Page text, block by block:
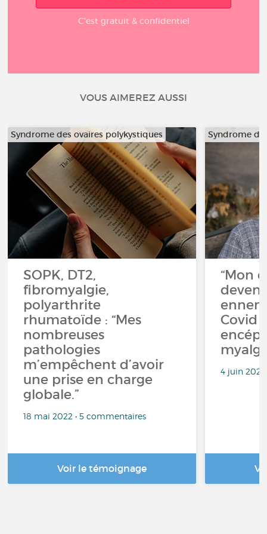
C'est gratuit & confidentiel
VOUS AIMEREZ AUSSI
Syndrome des ovaires polykystiques
SOPK, DT2,
fibromyalgie,
polyarthrite
rhumatoïde : “Mes
nombreuses
pathologies
m’empêchent d’avoir
une prise en charge
globale.”
18 mai 2022 • 5 commentaires
Voir le témoignage
Syndrome
“Mon
Covid
4 juin